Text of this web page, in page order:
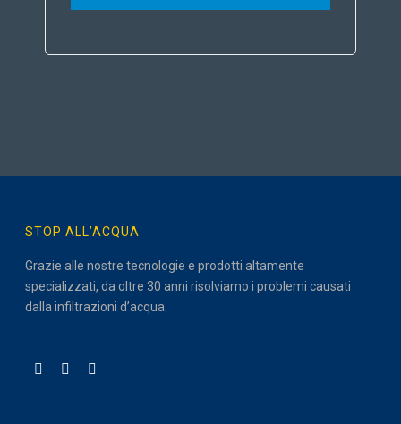
STOP ALL’ACQUA
Grazie alle nostre tecnologie e prodotti altamente
specializzati, da oltre 30 anni risolviamo i problemi causati
dalla infiltrazioni d’acqua.